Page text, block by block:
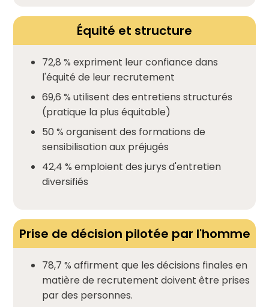
Équité et structure
72,8 % expriment leur confiance dans
l'équité de leur recrutement
69,6 % utilisent des entretiens structurés
(pratique la plus équitable)
50 % organisent des formations de
sensibilisation aux préjugés
42,4 % emploient des jurys d'entretien
diversifiés
Prise de décision pilotée par l'homme
78,7 % affirment que les décisions finales en
matière de recrutement doivent être prises
par des personnes.